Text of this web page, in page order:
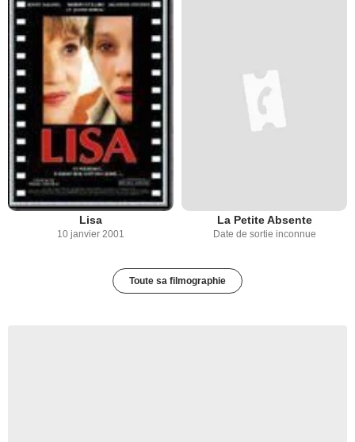
Lisa
10 janvier 2001
La Petite Absente
Date de sortie inconnue
Toute sa filmographie